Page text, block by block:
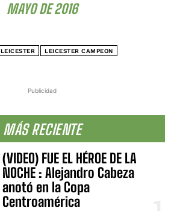
Publicidad
MÁS RECIENTE
(VIDEO) FUE EL HÉROE DE LA
NOCHE : Alejandro Cabeza
anotó en la Copa
Centroamérica
MAYO DE 2016
LEICESTER LEICESTER CAMPEON